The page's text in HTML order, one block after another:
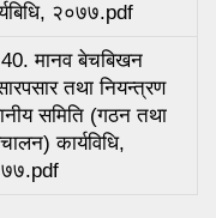
२०७७.pdf
40. मानव बेचबिखन
तथा नियन्त्रण
समिति (गठन तथा
कार्यविधि,